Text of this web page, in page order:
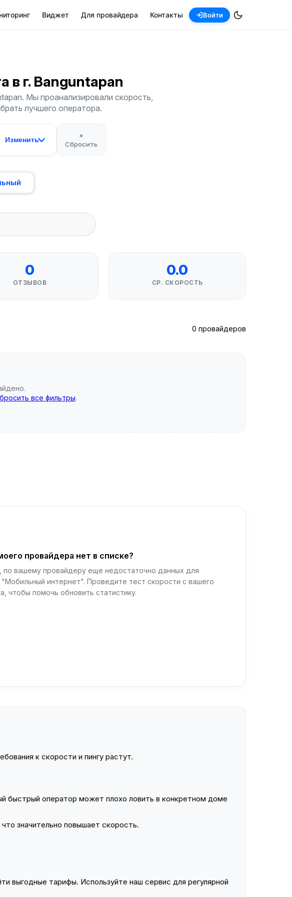
Виджет Для провайдера Контакты Войти
в г. Banguntapan
Мы проанализировали скорость,
лучшего оператора.
Изменить
×
Сбросить
0
ОТЗЫВОВ
0.0
СР. СКОРОСТЬ
0 провайдеров
все фильтры.
провайдера нет в списке?
по вашему провайдеру еще недостаточно данных для
"Мобильный интернет". Проведите тест скорости с вашего
чтобы помочь обновить статистику.
к скорости и пингу растут.
быстрый оператор может плохо ловить в конкретном доме
значительно повышает скорость.
выгодные тарифы. Используйте наш сервис для регулярной